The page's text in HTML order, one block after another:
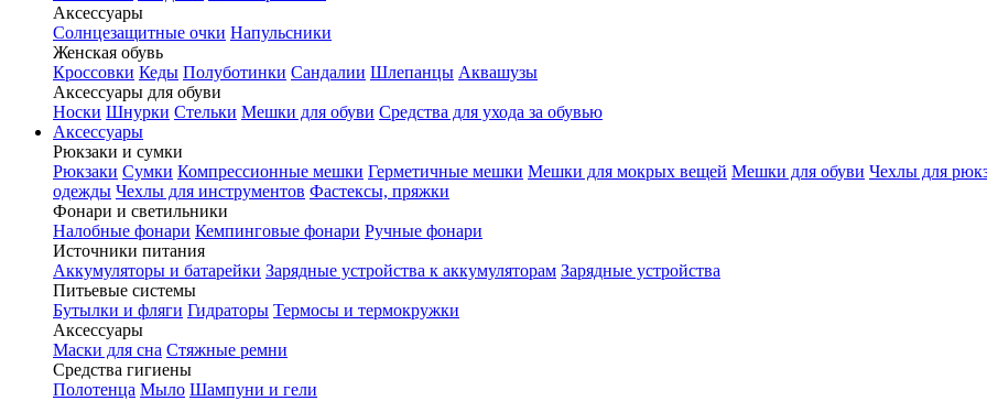
Аксессуары
Солнцезащитные очки Напульсники
Женская обувь
Кроссовки Кеды Полуботинки Сандалии Шлепанцы Аквашузы
Аксессуары для обуви
Носки Шнурки Стельки Мешки для обуви Средства для ухода за обувью
Аксессуары
Рюкзаки и сумки
Рюкзаки Сумки Компрессионные мешки Герметичные мешки Мешки для мокрых вещей Мешки для обуви Чехлы для
одежды Чехлы для инструментов Фастексы, пряжки
Фонари и светильники
Налобные фонари Кемпинговые фонари Ручные фонари
Источники питания
Аккумуляторы и батарейки Зарядные устройства к аккумуляторам Зарядные устройства
Питьевые системы
Бутылки и фляги Гидраторы Термосы и термокружки
Аксессуары
Маски для сна Стяжные ремни
Средства гигиены
Полотенца Мыло Шампуни и гели